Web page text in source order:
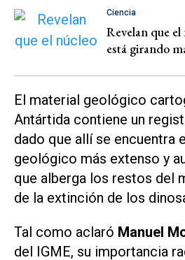
Ciencia
Revelan que
está girando
El material geológico
Antártida contiene un
dado que allí se encuentra
geológico más extenso y
que alberga los restos del
de la extinción de los
Tal como aclaró Manuel
del IGME, su importancia